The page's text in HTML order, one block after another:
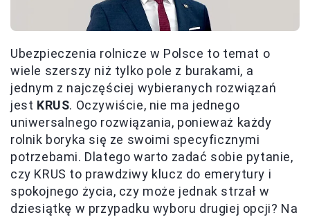
Ubezpieczenia rolnicze w Polsce to temat o
wiele szerszy niż tylko pole z burakami, a
jednym z najczęściej wybieranych rozwiązań
jest KRUS. Oczywiście, nie ma jednego
uniwersalnego rozwiązania, ponieważ każdy
rolnik boryka się ze swoimi specyficznymi
potrzebami. Dlatego warto zadać sobie pytanie,
czy KRUS to prawdziwy klucz do emerytury i
spokojnego życia, czy może jednak strzał w
dziesiątkę w przypadku wyboru drugiej opcji? Na